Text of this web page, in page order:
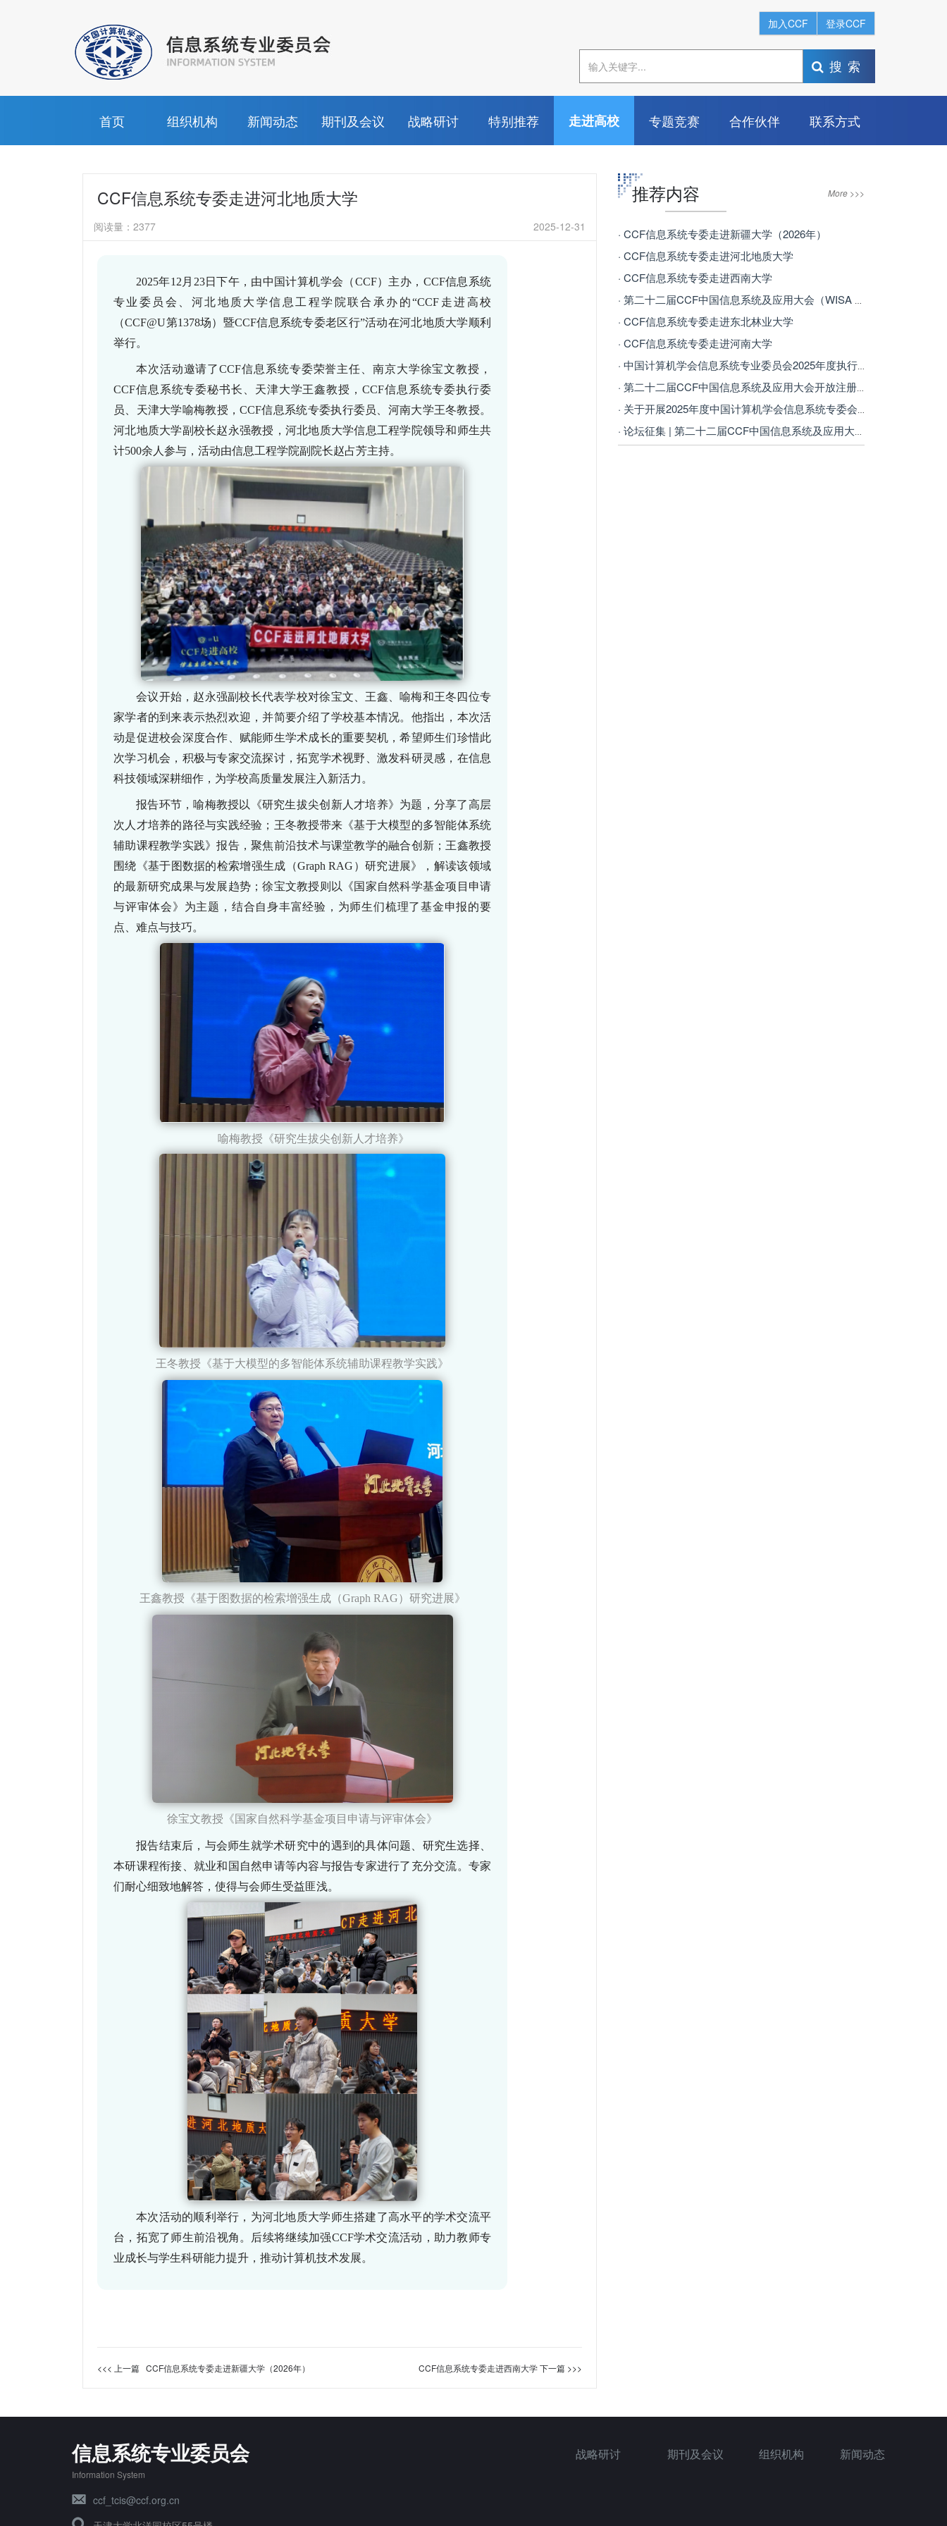
加入CCF 登录CCF
搜索
首页 组织机构 新闻动态 期刊及会议 战略研讨 特别推荐 走进高校 专题竞赛 合作伙伴 联系方式
CCF信息系统专委走进河北地质大学
阅读量： 2377 2025-12-31
2025年12 月 23日下午，由中国计算机学会（CCF）主办， CCF信息系统
专业委员会、河北地质大学信息工程学院联合承办的“CCF 走进高校
（CCF@U第1378场）暨CCF信息系统专委老区行”活动在河北地质大学顺利
举行。
本次活动邀请了CCF信息系统专委荣誉主任、南京大学徐宝文教授，
CCF信息系统专委秘书长、天津大学王鑫教授， CCF信息系统专委执行委
员、天津大学喻梅教授，CCF信息系统专委执行委员、河南大学王冬教授。
河北地质大学副校长赵永强教授，河北地质大学信息工程学院领导和师生共
计500余人参与，活动由信息工程学院副院长赵占芳主持。
会议开始， 赵永强副校长代表学校对徐宝文、王鑫、喻梅和王冬四位专
家学者的到来表示热烈欢迎，并简要介绍了学校基本情况。他指出， 本次活
动是促进校会深度合作、赋能师生学术成长的重要契机，希望师生们珍惜此
次学习机会，积极与专家交流探讨，拓宽学术视野、激发科研灵感，在信息
科技领域深耕细作，为学校高质量发展注入新活力。
报告环节，喻梅教授以《研究生拔尖创新人才培养》为题，分享了高层
次人才培养的路径与实践经验；王冬教授带来《基于大模型的多智能体系统
辅助课程教学实践》报告，聚焦前沿技术与课堂教学的融合创新；王鑫教授
围绕《基于图数据的检索增强生成（Graph RAG ）研究进展》，解读该领域
的最新研究成果与发展趋势；徐宝文教授则以《国家自然科学基金项目申请
与评审体会》为主题，结合自身丰富经验，为师生们梳理了基金申报的要
点、难点与技巧。
喻梅教授《研究生拔尖创新人才培养》
王冬教授《基于大模型的多智能体系统辅助课程教学实践》
王鑫教授《基于图数据的检索增强生成（Graph RAG）研究进展》
徐宝文教授《国家自然科学基金项目申请与评审体会》
报告结束后，与会师生就学术研究中的遇到的具体问题、研究生选择、
本研课程衔接、就业和国自然申请等内容与报告专家进行了充分交流。专家
们耐心细致地解答，使得与会师生受益匪浅。
本次活动的顺利举行，为河北地质大学师生搭建了高水平的学术交流平
台，拓宽了师生前沿视角。后续将继续加强CCF学术交流活动，助力教师专
业成长与学生科研能力提升，推动计算机技术发展。
<<< 上一篇 CCF信息系统专委走进新疆大学（2026年） CCF信息系统专委走进西南大学下一篇 >>>
推荐内容 More >>>
· CCF信息系统专委走进新疆大学（2026年）
· CCF信息系统专委走进河北地质大学
· CCF信息系统专委走进西南大学
· 第二十二届CCF中国信息系统及应用大会（WISA 2025）在西安召开
· CCF信息系统专委走进东北林业大学
· CCF信息系统专委走进河南大学
· 中国计算机学会信息系统专业委员会2025年度执行委员增选申请中，马上加入！
· 第二十二届CCF中国信息系统及应用大会开放注册！
· 关于开展2025年度中国计算机学会信息系统专委会优秀博士学位论文激励计划评选的通知
· 论坛征集 | 第二十二届CCF中国信息系统及应用大会(CCF WISA 2025)
信息系统专业委员会
Information System
ccf_tcis@ccf.org.cn
新闻动态
组织机构
期刊及会议
战略研讨